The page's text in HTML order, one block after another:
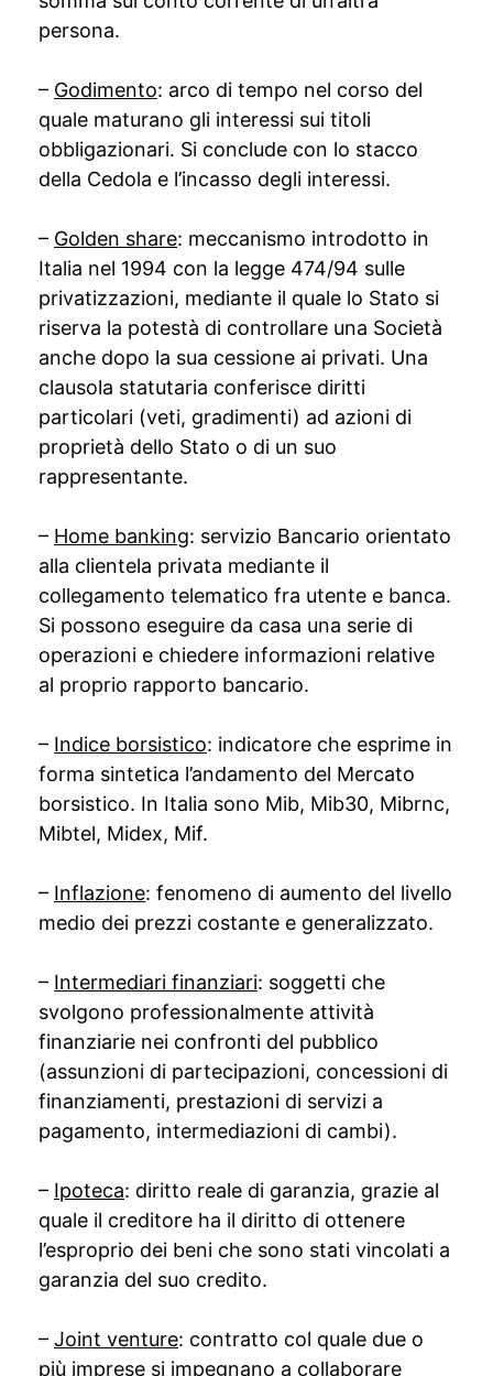
persona.
– Godimento: arco di tempo nel corso del
quale maturano gli interessi sui titoli
obbligazionari. Si conclude con lo stacco
della Cedola e l’incasso degli interessi.
– Golden share: meccanismo introdotto in
Italia nel 1994 con la legge 474/94 sulle
privatizzazioni, mediante il quale lo Stato si
riserva la potestà di controllare una Società
anche dopo la sua cessione ai privati. Una
clausola statutaria conferisce diritti
particolari (veti, gradimenti) ad azioni di
proprietà dello Stato o di un suo
rappresentante.
– Home banking: servizio Bancario orientato
alla clientela privata mediante il
collegamento telematico fra utente e banca.
Si possono eseguire da casa una serie di
operazioni e chiedere informazioni relative
al proprio rapporto bancario.
– Indice borsistico: indicatore che esprime in
forma sintetica l’andamento del Mercato
borsistico. In Italia sono Mib, Mib30, Mibrnc,
Mibtel, Midex, Mif.
– Inflazione: fenomeno di aumento del livello
medio dei prezzi costante e generalizzato.
– Intermediari finanziari: soggetti che
svolgono professionalmente attività
finanziarie nei confronti del pubblico
(assunzioni di partecipazioni, concessioni di
finanziamenti, prestazioni di servizi a
pagamento, intermediazioni di cambi).
– Ipoteca: diritto reale di garanzia, grazie al
quale il creditore ha il diritto di ottenere
l’esproprio dei beni che sono stati vincolati a
garanzia del suo credito.
– Joint venture: contratto col quale due o
più imprese si impegnano a collaborare